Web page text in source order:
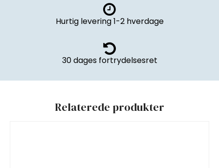
Hurtig levering 1-2 hverdage
30 dages fortrydelsesret
Relaterede produkter